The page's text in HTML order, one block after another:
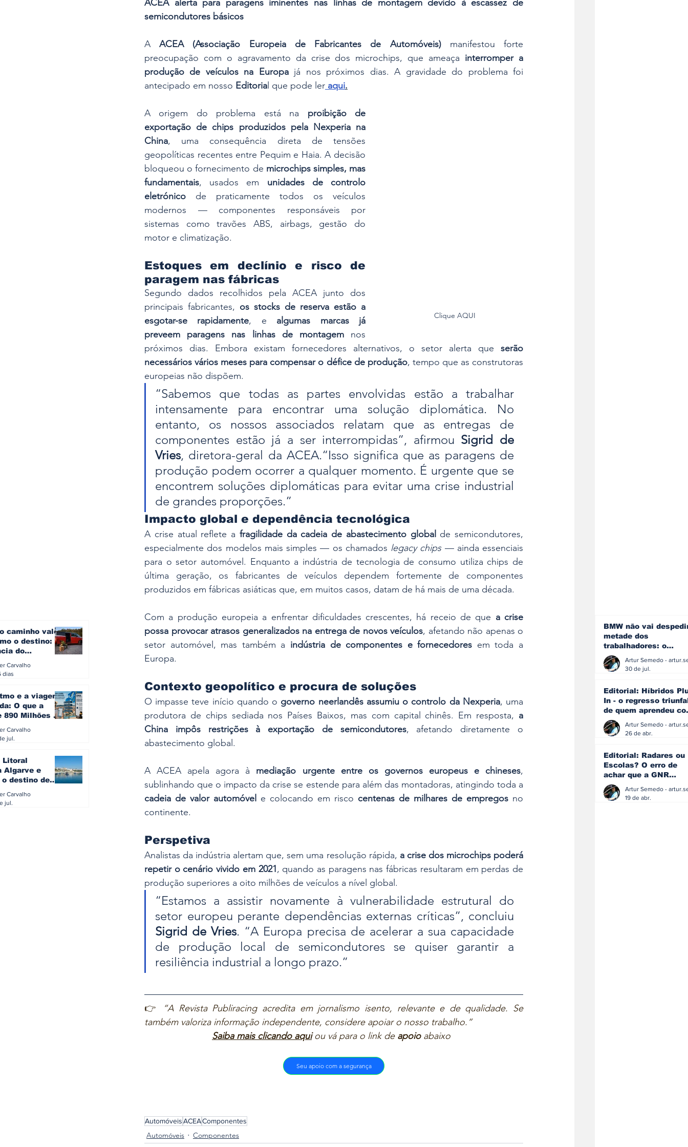
ACEA alerta para paragens iminentes nas linhas de montagem devido à escassez de
semicondutores básicos
A ACEA (Associação Europeia de Fabricantes de Automóveis) manifestou forte
preocupação com o agravamento da crise dos microchips, que ameaça interromper a
produção de veículos na Europa já nos próximos dias. A gravidade do problema foi
antecipado em nosso Editoria l que pode ler aqui.
Clique AQUI
A origem do problema está na proibição de
exportação de chips produzidos pela Nexperia na
China, uma consequência direta de tensões
geopolíticas recentes entre Pequim e Haia. A decisão
bloqueou o fornecimento de microchips simples, mas
fundamentais, usados em unidades de controlo
eletrónico de praticamente todos os veículos
modernos — componentes responsáveis por
sistemas como travões ABS, airbags, gestão do
motor e climatização.
Estoques em declínio e risco de
paragem nas fábricas
Segundo dados recolhidos pela ACEA junto dos
principais fabricantes, os stocks de reserva estão a
esgotar-se rapidamente, e algumas marcas já
preveem paragens nas linhas de montagem nos
próximos dias. Embora existam fornecedores alternativos, o setor alerta que serão
necessários vários meses para compensar o défice de produção, tempo que as construtoras
europeias não dispõem.
“Sabemos que todas as partes envolvidas estão a trabalhar
intensamente para encontrar uma solução diplomática. No
entanto, os nossos associados relatam que as entregas de
componentes estão já a ser interrompidas”, afirmou Sigrid de
Vries, diretora-geral da ACEA.“Isso significa que as paragens de
produção podem ocorrer a qualquer momento. É urgente que se
encontrem soluções diplomáticas para evitar uma crise industrial
de grandes proporções.”
Impacto global e dependência tecnológica
A crise atual reflete a fragilidade da cadeia de abastecimento global de semicondutores,
especialmente dos modelos mais simples — os chamados legacy chips — ainda essenciais
para o setor automóvel. Enquanto a indústria de tecnologia de consumo utiliza chips de
última geração, os fabricantes de veículos dependem fortemente de componentes
produzidos em fábricas asiáticas que, em muitos casos, datam de há mais de uma década.
Com a produção europeia a enfrentar dificuldades crescentes, há receio de que a crise
possa provocar atrasos generalizados na entrega de novos veículos, afetando não apenas o
setor automóvel, mas também a indústria de componentes e fornecedores em toda a
Europa.
Contexto geopolítico e procura de soluções
O impasse teve início quando o governo neerlandês assumiu o controlo da Nexperia, uma
produtora de chips sediada nos Países Baixos, mas com capital chinês. Em resposta, a
China impôs restrições à exportação de semicondutores, afetando diretamente o
abastecimento global.
A ACEA apela agora à mediação urgente entre os governos europeus e chineses,
cadeia de valor automóvel e colocando em risco centenas de milhares de empregos no
continente.
Perspetiva
Analistas da indústria alertam que, sem uma resolução rápida, a crise dos microchips poderá
repetir o cenário vivido em 2021, quando as paragens nas fábricas resultaram em perdas de
produção superiores a oito milhões de veículos a nível global.
“Estamos a assistir novamente à vulnerabilidade estrutural do
Sigrid de Vries. “A Europa precisa de acelerar a sua capacidade
de produção local de semicondutores se quiser garantir a
resiliência industrial a longo prazo.”
👉
“A Revista Publiracing acredita em jornalismo isento, relevante e de qualidade. Se
também valoriza informação independente, considere apoiar o nosso trabalho.”
Saiba mais clicando aqui ou vá para o link de apoio abaixo
Seu apoio com a segurança
AutomóveisACEAComponentes
Automóveis Componentes
caminho vale
o destino: a
do
europeu
Carvalho
dias
e a viagem
O que a
890 Milhões à
do turista na
Carvalho
jul.
Litoral
Algarve e
o destino de
Carvalho
jul.
BMW não vai
metade dos
trabalhadores: o
problema é o
que muitos decidiram
30 de jul.
Editorial: Híbridos
In - o regresso
de quem aprendeu
os erros do passado
26 de abr.
Editorial: Radares ou
Escolas? O erro de
achar que a GNR
resolve o que a
educação falhou
19 de abr.